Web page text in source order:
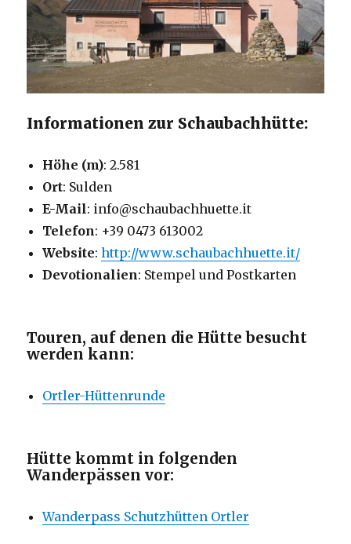
Informationen zur Schaubachhütte:
Höhe (m): 2.581
Ort: Sulden
E-Mail: info@schaubachhuette.it
Telefon: +39 0473 613002
Website:http://www.schaubachhuette.it/
Devotionalien: Stempel und Postkarten
Touren, auf denen die Hütte besucht
werden kann:
Ortler-Hüttenrunde
Hütte kommt in folgenden
Wanderpässen vor:
Wanderpass Schutzhütten Ortler